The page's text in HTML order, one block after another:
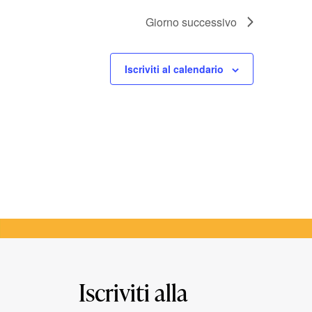
Giorno successivo
Iscriviti al calendario
Iscriviti alla